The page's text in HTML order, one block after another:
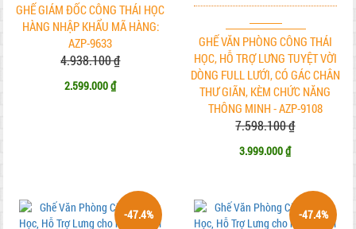
GHẾ GIÁM ĐỐC CÔNG THÁI HỌC
HÀNG NHẬP KHẨU MÃ HÀNG:
AZP-9633
4.938.100 ₫
2.599.000 ₫
GHẾ VĂN PHÒNG CÔNG THÁI
HỌC, HỖ TRỢ LƯNG TUYỆT VỜI
DÒNG FULL LƯỚI, CÓ GÁC CHÂN
THƯ GIÃN, KÈM CHỨC NĂNG
THÔNG MINH - AZP-9108
7.598.100 ₫
3.999.000 ₫
-47.4% -47.4%